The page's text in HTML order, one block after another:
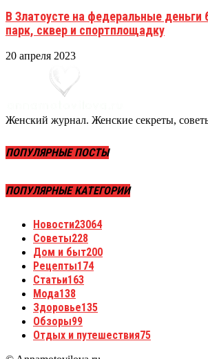
В Златоусте на федеральные деньги
парк, сквер и спортплощадку
20 апреля 2023
Женский журнал. Женские секреты,
ПОПУЛЯРНЫЕ ПОСТЫ
ПОПУЛЯРНЫЕ КАТЕГОРИИ
Новости23064
Советы228
Дом и быт200
Рецепты174
Статьи163
Мода138
Здоровье135
Обзоры99
Отдых и путешествия75